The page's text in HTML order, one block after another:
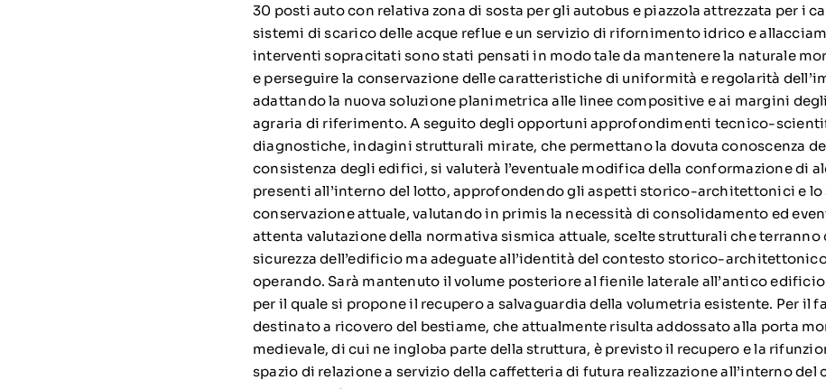
30 posti auto con relativa zona di sosta per gli autobus e piazzola attrezzata per i
sistemi di scarico delle acque reflue e un servizio di rifornimento idrico e
interventi sopracitati sono stati pensati in modo tale da mantenere la naturale
e perseguire la conservazione delle caratteristiche di uniformità e regolarità
adattando la nuova soluzione planimetrica alle linee compositive e ai margini
agraria di riferimento. A seguito degli opportuni approfondimenti tecnico-
diagnostiche, indagini strutturali mirate, che permettano la dovuta conoscenza
consistenza degli edifici, si valuterà l’eventuale modifica della conformazione di
presenti all’interno del lotto, approfondendo gli aspetti storico-architettonici e lo
conservazione attuale, valutando in primis la necessità di consolidamento ed
attenta valutazione della normativa sismica attuale, scelte strutturali che terranno
sicurezza dell’edificio ma adeguate all’identità del contesto storico-
operando. Sarà mantenuto il volume posteriore al fienile laterale all’antico
per il quale si propone il recupero a salvaguardia della volumetria esistente. Per il
destinato a ricovero del bestiame, che attualmente risulta addossato alla porta
medievale, di cui ne ingloba parte della struttura, è previsto il recupero e la
spazio di relazione a servizio della caffetteria di futura realizzazione all’interno del